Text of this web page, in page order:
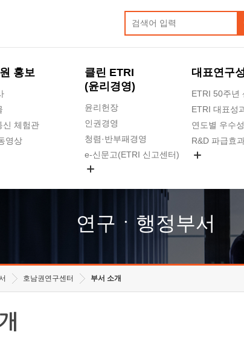
홍보
신 체험관
영상
클린 ETRI
(윤리경영)
윤리헌장
인권경영
청렴·반부패경영
e-신문고(ETRI 신고센터)
고객의소리
수의계약 현황
대표연구
ETRI 50주년
ETRI 대표성
연도별 우수
R&D 파급효
연구ㆍ행정부서
호남권연구센터 부서 소개